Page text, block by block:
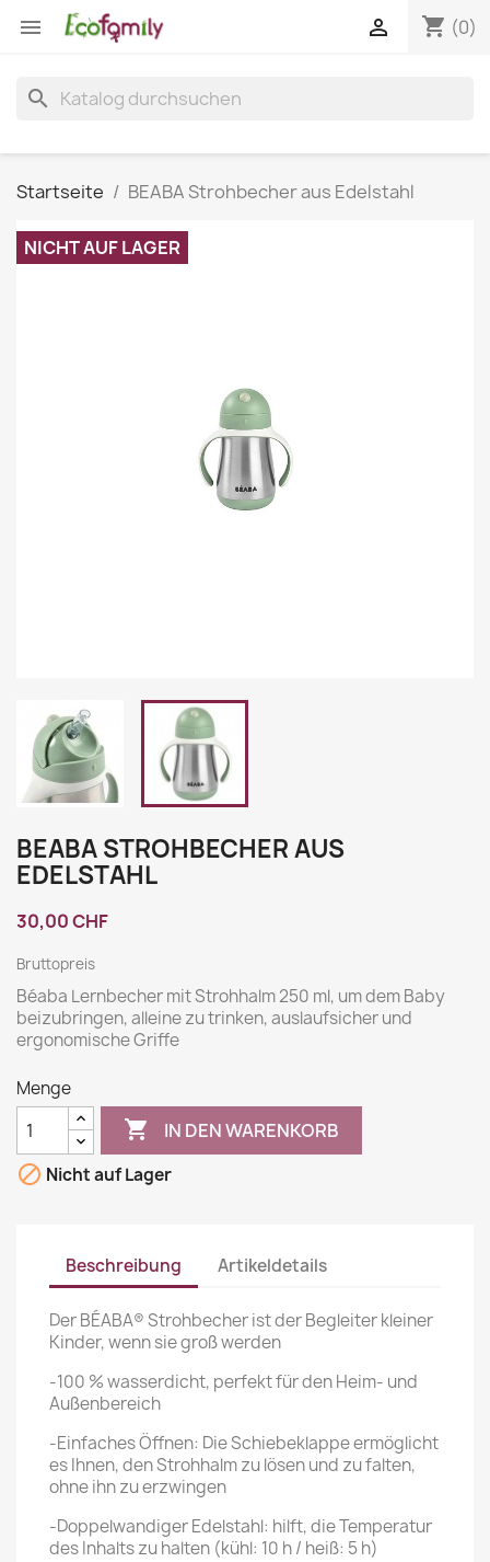
 shopping_cart (0)

search
Startseite BEABA Strohbecher aus Edelstahl
NICHT AUF LAGER
BEABA STROHBECHER AUS
EDELSTAHL
30,00 CHF
Bruttopreis
Béaba Lernbecher mit Strohhalm 250 ml, um dem Baby
beizubringen, alleine zu trinken, auslaufsicher und
ergonomische Griffe
Menge
 IN DEN WARENKORB
 Nicht auf Lager
Beschreibung Artikeldetails
Der BÉABA® Strohbecher ist der Begleiter kleiner
Kinder, wenn sie groß werden
-100 % wasserdicht, perfekt für den Heim- und
Außenbereich
-Einfaches Öffnen: Die Schiebeklappe ermöglicht
es Ihnen, den Strohhalm zu lösen und zu falten,
ohne ihn zu erzwingen
-Doppelwandiger Edelstahl: hilft, die Temperatur
des Inhalts zu halten (kühl: 10 h / heiß: 5 h)